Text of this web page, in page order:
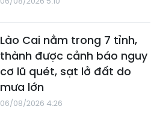
Lào Cai nằm trong 7 tỉnh,
thành được cảnh báo nguy
cơ lũ quét, sạt lở đất do
mưa lớn
06/08/2026 4:26